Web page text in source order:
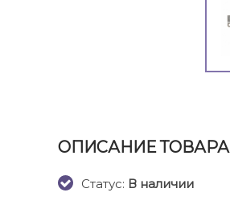
ОПИСАНИЕ ТОВАРА
Cтатус: В наличии